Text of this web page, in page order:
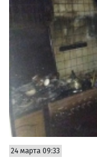
24 марта 09:33